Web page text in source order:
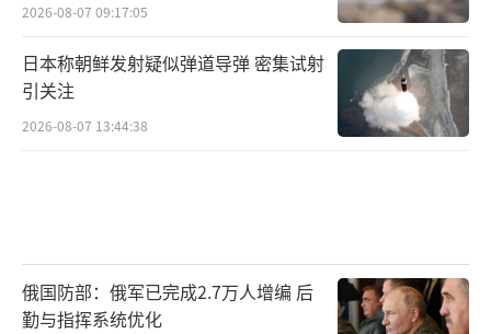
2026-08-07 09:17:05
日本称朝鲜发射疑似弹道导弹 密集试射
引关注
2026-08-07 13:44:38
俄国防部：俄军已完成2.7万人增编 后
勤与指挥系统优化